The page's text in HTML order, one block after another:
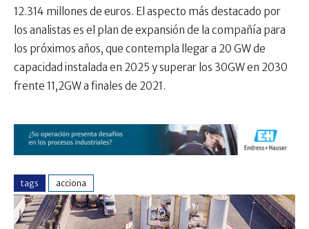
12.314 millones de euros. El aspecto más destacado por
los analistas es el plan de expansión de la compañía para
los próximos años, que contempla llegar a 20 GW de
capacidad instalada en 2025 y superar los 30GW en 2030
frente 11,2GW a finales de 2021.
tags acciona